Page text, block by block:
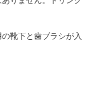
靴下と歯ブラシが入